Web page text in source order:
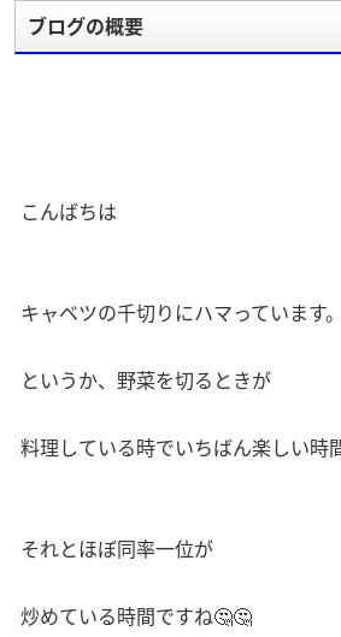
ブログの概要
こんばちは
キャベツの千切りにハマっています。
というか、野菜を切るときが
料理している時でいちばん楽しい時
それとほぼ同率一位が
炒めている時間ですね🤔🤔